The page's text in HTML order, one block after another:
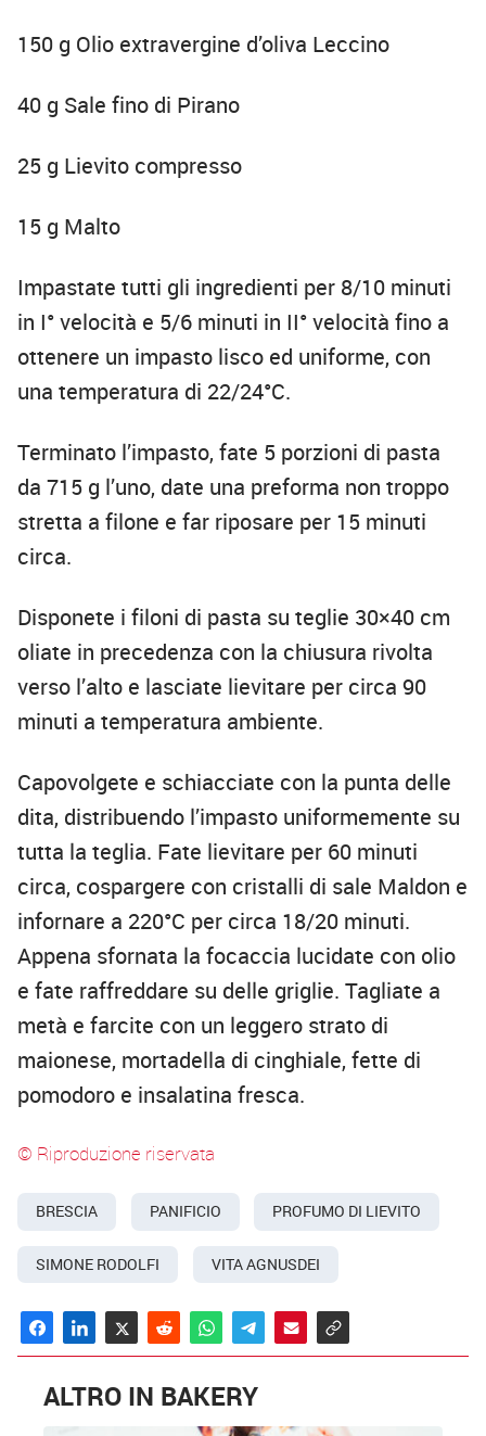
150 g Olio extravergine d’oliva Leccino
40 g Sale fino di Pirano
25 g Lievito compresso
15 g Malto
Impastate tutti gli ingredienti per 8/10 minuti
in I° velocità e 5/6 minuti in II° velocità fino a
ottenere un impasto lisco ed uniforme, con
una temperatura di 22/24°C.
Terminato l’impasto, fate 5 porzioni di pasta
da 715 g l’uno, date una preforma non troppo
stretta a filone e far riposare per 15 minuti
circa.
Disponete i filoni di pasta su teglie 30×40 cm
oliate in precedenza con la chiusura rivolta
verso l’alto e lasciate lievitare per circa 90
minuti a temperatura ambiente.
Capovolgete e schiacciate con la punta delle
dita, distribuendo l’impasto uniformemente su
tutta la teglia. Fate lievitare per 60 minuti
circa, cospargere con cristalli di sale Maldon e
infornare a 220°C per circa 18/20 minuti.
Appena sfornata la focaccia lucidate con olio
e fate raffreddare su delle griglie. Tagliate a
metà e farcite con un leggero strato di
maionese, mortadella di cinghiale, fette di
pomodoro e insalatina fresca.
© Riproduzione riservata
BRESCIA PANIFICIO PROFUMO DI LIEVITO
SIMONE RODOLFI VITA AGNUSDEI
ALTRO IN BAKERY